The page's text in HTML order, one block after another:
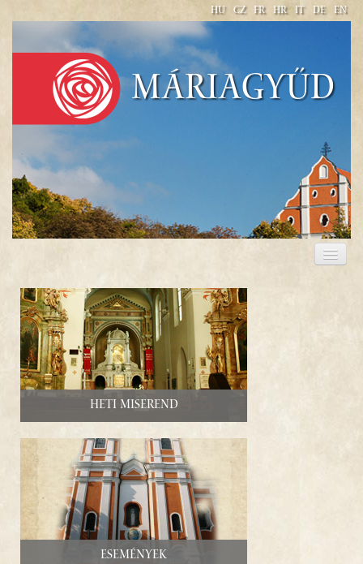
HU CZ FR HR IT DE EN
Máriagyűd
IMÁDSÁGOK, ÉNEKEK
PLÉBÁNIA
SZÁLLÁS
PROGRAM
Heti miserend
Események